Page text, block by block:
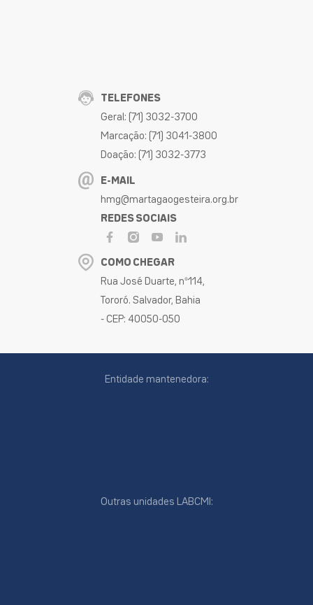
TELEFONES
Geral: (71) 3032-3700
Marcação: (71) 3041-3800
Doação: (71) 3032-3773
E-MAIL
hmg@martagaogesteira.org.br
REDES SOCIAIS
COMO CHEGAR
Rua José Duarte, nº114,
Tororó. Salvador, Bahia
- CEP: 40050-050
Entidade mantenedora:
Outras unidades LABCMI: